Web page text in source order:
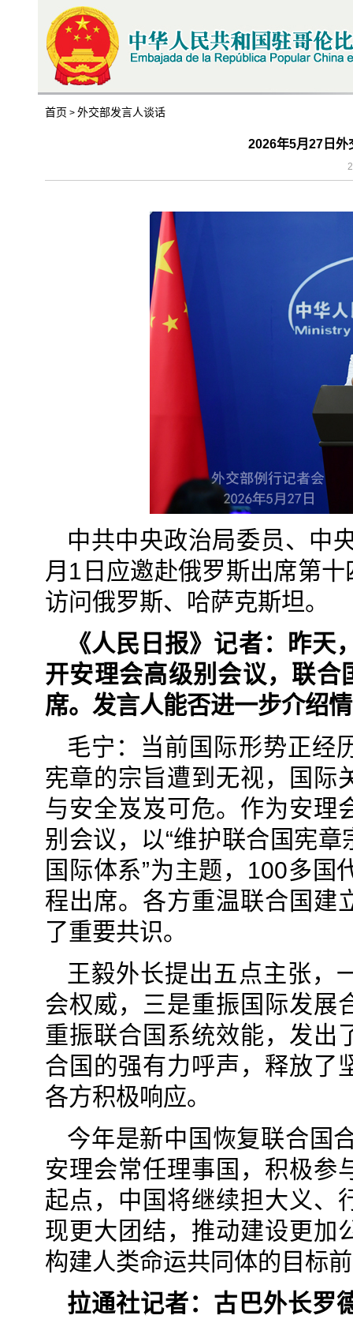
首页 > 外交部发言人谈话
2026年5月27日外
中共中央政治局委员、中
月1日应邀赴俄罗斯出席第
访问俄罗斯、哈萨克斯坦。
《人民日报》记者：昨
开安理会高级别会议，联
席。发言人能否进一步介绍
毛宁：当前国际形势正经
宪章的宗旨遭到无视，国际
与安全岌岌可危。作为安理
别会议，以“维护联合国宪
国际体系”为主题，100多
程出席。各方重温联合国建
了重要共识。
王毅外长提出五点主张，
会权威，三是重振国际发展
重振联合国系统效能，发出
合国的强有力呼声，释放了
各方积极响应。
今年是新中国恢复联合国
安理会常任理事国，积极参
起点，中国将继续担大义、
现更大团结，推动建设更加
构建人类命运共同体的目标
拉通社记者：古巴外长罗